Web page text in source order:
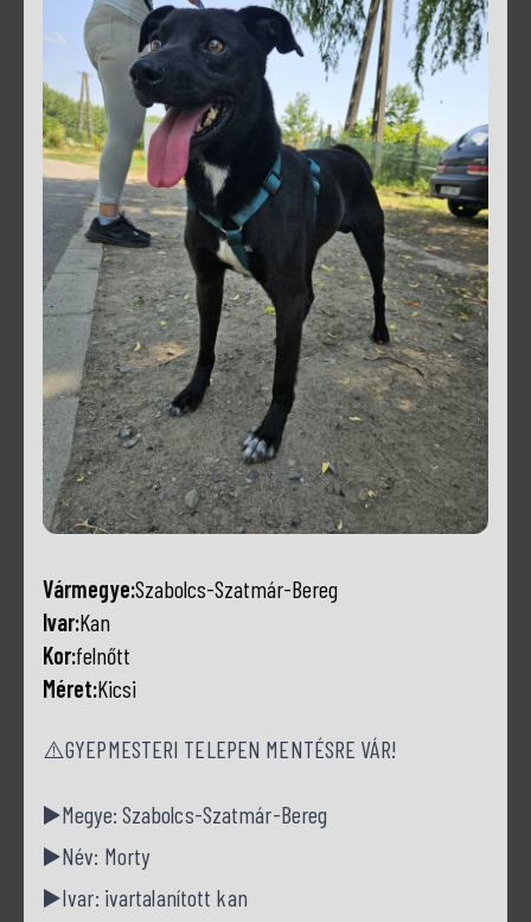
Vármegye:Szabolcs-Szatmár-Bereg
Ivar:Kan
Kor:felnőtt
Méret:Kicsi
⚠️GYEPMESTERI TELEPEN MENTÉSRE VÁR!
▶️Megye: Szabolcs-Szatmár-Bereg
▶️Név: Morty
▶️Ivar: ivartalanított kan